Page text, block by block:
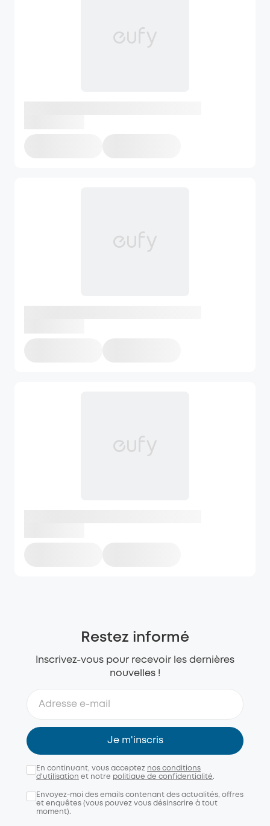
Restez informé
Inscrivez-vous pour recevoir les dernières
nouvelles !
Je m'inscris
En continuant, vous acceptez nos conditions
d'utilisation et notre politique de confidentialité.
Envoyez-moi des emails contenant des actualités, offres
et enquêtes (vous pouvez vous désinscrire à tout
moment).